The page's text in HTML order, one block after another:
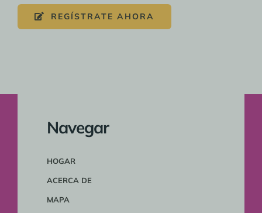
REGÍSTRATE AHORA
Navegar
HOGAR
ACERCA DE
MAPA